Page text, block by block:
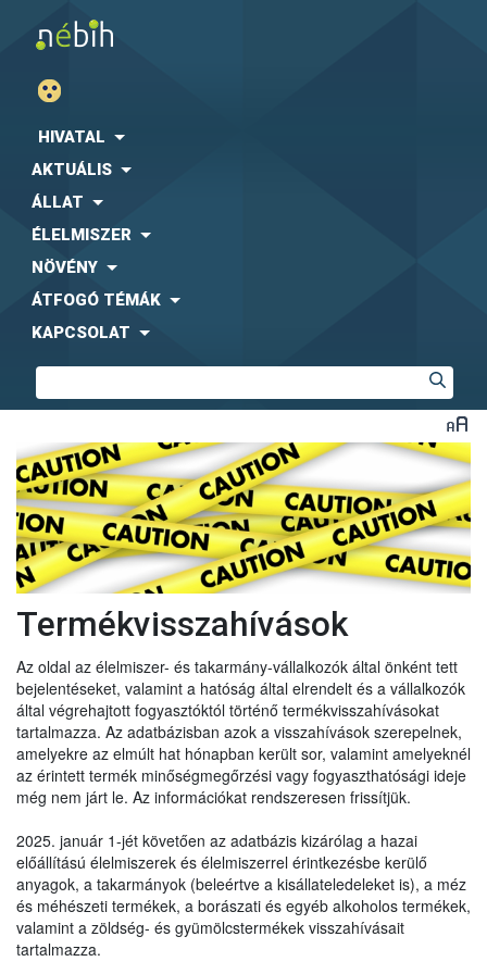
HIVATAL
AKTUÁLIS
ÁLLAT
ÉLELMISZER
NÖVÉNY
ÁTFOGÓ TÉMÁK
KAPCSOLAT
Termékvisszahívások
Az oldal az élelmiszer- és takarmány-vállalkozók által önként tett
bejelentéseket, valamint a hatóság által elrendelt és a vállalkozók
által végrehajtott fogyasztóktól történő termékvisszahívásokat
tartalmazza. Az adatbázisban azok a visszahívások szerepelnek,
amelyekre az elmúlt hat hónapban került sor, valamint amelyeknél
az érintett termék minőségmegőrzési vagy fogyaszthatósági ideje
még nem járt le. Az információkat rendszeresen frissítjük.
2025. január 1-jét követően az adatbázis kizárólag a hazai
előállítású élelmiszerek és élelmiszerrel érintkezésbe kerülő
anyagok, a takarmányok (beleértve a kisállateledeleket is), a méz
és méhészeti termékek, a borászati és egyéb alkoholos termékek,
valamint a zöldség- és gyümölcstermékek visszahívásait
tartalmazza.